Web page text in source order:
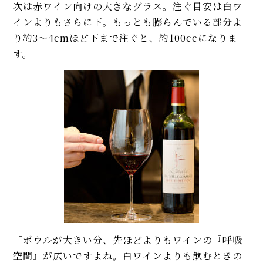
次は赤ワイン向けの大きなグラス。注ぐ目安は白ワ
インよりもさらに下。もっとも膨らんでいる部分よ
り約3〜4cmほど下まで注ぐと、約100ccになりま
す。
「ボウルが大きい分、先ほどよりもワインの『呼吸
空間』が広いですよね。白ワインよりも飲むときの